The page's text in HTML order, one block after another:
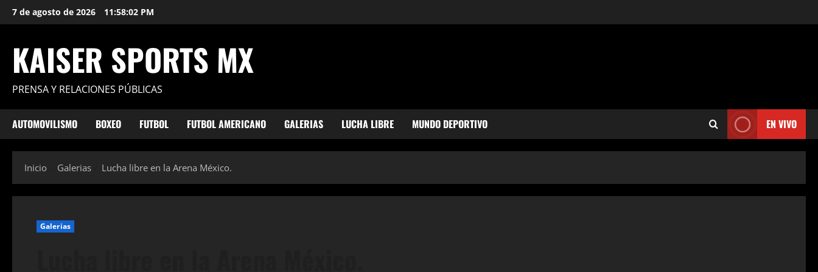
Saltar
al
7 de agosto de 2026 11:58:05 PM
KAISER SPORTS MX
PRENSA Y RELACIONES PÚBLICAS
AUTOMOVILISMO BOXEO FUTBOL FUTBOL AMERICANO GALERIAS LUCHA LIBRE MUNDO DEPORTIVO EN VIVO
Inicio Galerias Lucha libre en la Arena México.
Galerias